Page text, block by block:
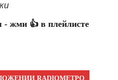
- жми 👍 в плейлисте
RADIOМЕТРО